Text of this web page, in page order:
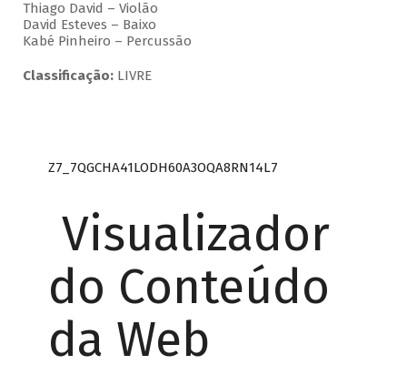
Thiago David – Violão
David Esteves – Baixo
Kabé Pinheiro – Percussão
Classificação:LIVRE
Z7_7QGCHA41LODH60A3OQA8RN14L7
Visualizador
do Conteúdo
da Web